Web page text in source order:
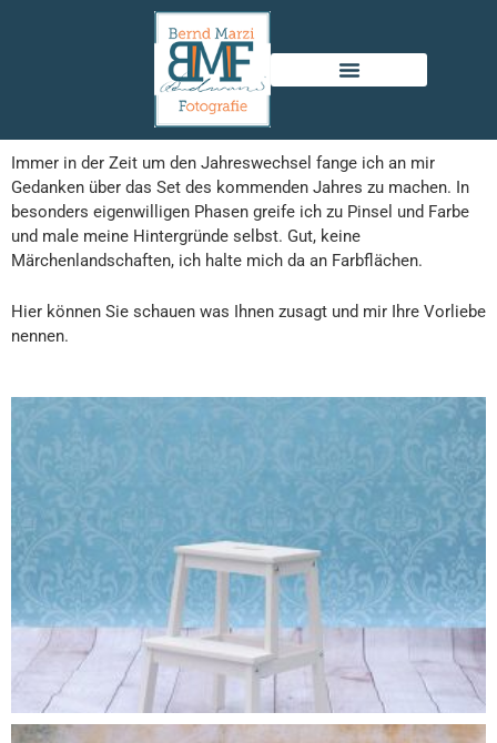
Immer in der Zeit um den Jahreswechsel fange ich an mir
Gedanken über das Set des kommenden Jahres zu machen. In
besonders eigenwilligen Phasen greife ich zu Pinsel und Farbe
und male meine Hintergründe selbst. Gut, keine
Märchenlandschaften, ich halte mich da an Farbflächen.
Hier können Sie schauen was Ihnen zusagt und mir Ihre Vorliebe
nennen.